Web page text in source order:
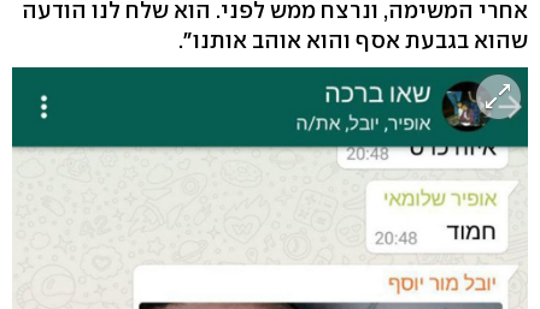
אחרי המשימה, ונרצח ממש לפני. הוא שלח לנו הודעה
שהוא בגבעת אסף והוא אוהב אותנו".